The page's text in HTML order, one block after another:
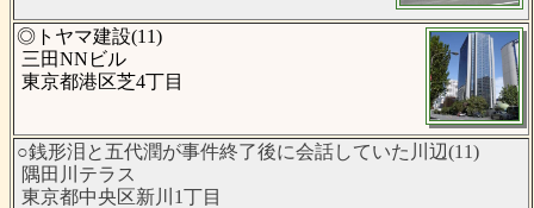
◎トヤマ建設(11)
三田NNビル
東京都港区芝4丁目
○銭形泪と五代潤が事件終了後に会話していた川辺(11)
隅田川テラス
東京都中央区新川1丁目